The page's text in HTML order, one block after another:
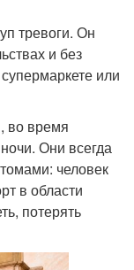
тревоги. Он
и без
или
во время
Они всегда
человек
в области
потерять